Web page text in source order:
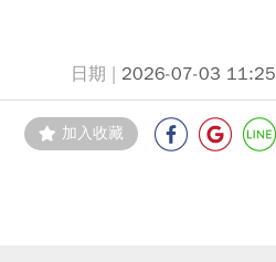
2026-07-03 11:25
加入收藏